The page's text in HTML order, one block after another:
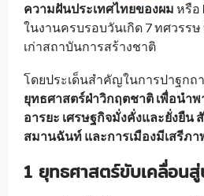
ความฝันประเทศไทยของผม หรือ
ในงานครบรอบวันเกิด 7 ทศวรร
เก่าสถาบันการสร้างชาติ
โดยประเด็นสำคัญในการปาฐกถ
ยุทธศาสตร์ฝ่าวิกฤตชาติ เพื่อนำพ
อารยะ เศรษฐกิจมั่งคั่งและยั่งยืน
สมานฉันท์ และการเมืองมีเสรีภา
1 ยุทธศาสตร์ขับเคลื่อนสู่